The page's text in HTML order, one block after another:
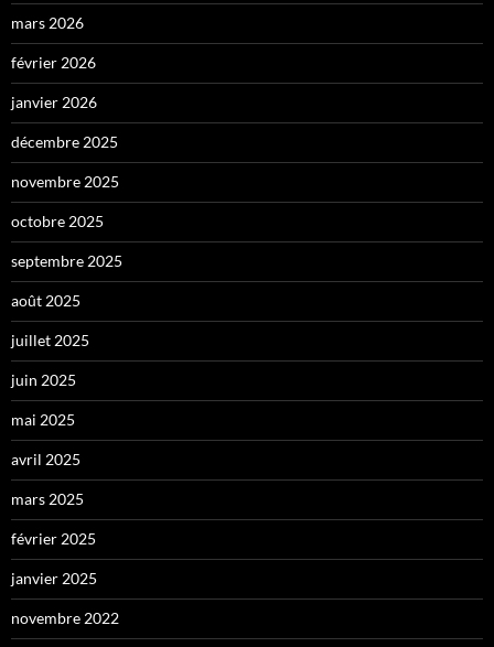
mars 2026
février 2026
janvier 2026
décembre 2025
novembre 2025
octobre 2025
septembre 2025
août 2025
juillet 2025
juin 2025
mai 2025
avril 2025
mars 2025
février 2025
janvier 2025
novembre 2022